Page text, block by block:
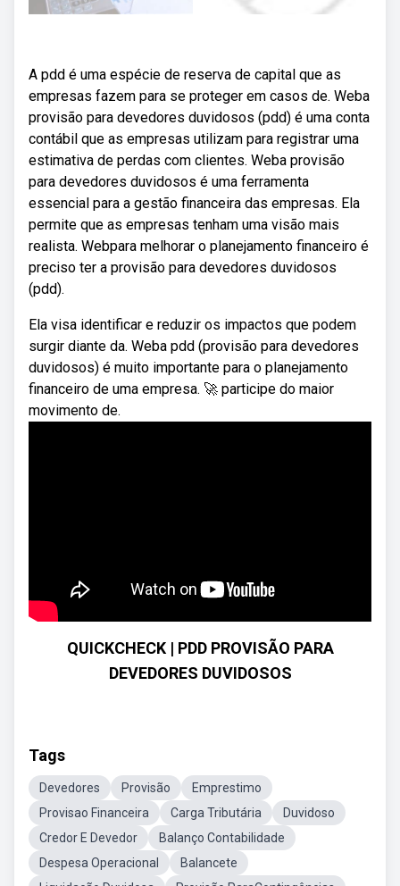
A pdd é uma espécie de reserva de capital que as
empresas fazem para se proteger em casos de. Weba
provisão para devedores duvidosos (pdd) é uma conta
contábil que as empresas utilizam para registrar uma
estimativa de perdas com clientes. Weba provisão
para devedores duvidosos é uma ferramenta
essencial para a gestão financeira das empresas. Ela
permite que as empresas tenham uma visão mais
realista. Webpara melhorar o planejamento financeiro é
preciso ter a provisão para devedores duvidosos
(pdd).
Ela visa identificar e reduzir os impactos que podem
surgir diante da. Weba pdd (provisão para devedores
duvidosos) é muito importante para o planejamento
financeiro de uma empresa. 🚀 participe do maior
movimento de.
QUICKCHECK | PDD PROVISÃO PARA
DEVEDORES DUVIDOSOS
Tags
Devedores Provisão
Emprestimo
Provisao Financeira
Carga Tributária
Duvidoso
Credor E Devedor
Balanço Contabilidade
Despesa Operacional
Balancete